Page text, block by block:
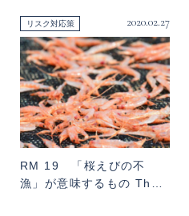
リスク対応策 2020.02.27
RM 19 「桜えびの不
漁」が意味するもの Th…